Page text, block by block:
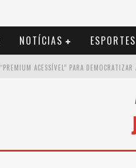
NOTÍCIAS ESPORTES